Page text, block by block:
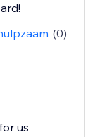
(0)
us